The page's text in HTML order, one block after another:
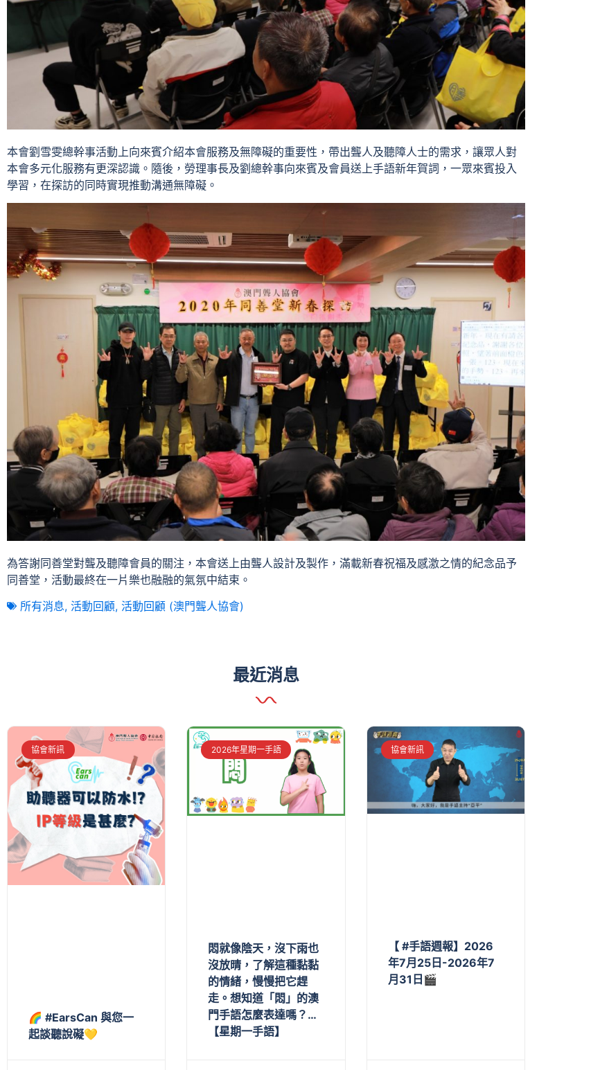
本會劉雪雯總幹事活動上向來賓介紹本會服務及無障礙的重要性，帶出聾人及聽障人士的需求，讓眾人對
本會多元化服務有更深認識。隨後，勞理事長及劉總幹事向來賓及會員送上手語新年賀詞，一眾來賓投入
學習，在探訪的同時實現推動溝通無障礙。
為答謝同善堂對聾及聽障會員的關注，本會送上由聾人設計及製作，滿載新春祝福及感激之情的紀念品予
同善堂，活動最終在一片樂也融融的氣氛中結束。
所有消息, 活動回顧, 活動回顧 (澳門聾人協會)
最近消息
協會新訊
🌈 #EarsCan 與您一
起談聽說礙💛
2026年星期一手語
悶就像陰天，沒下雨也
沒放晴，了解這種黏黏
的情緒，慢慢把它趕
走。想知道「悶」的澳
門手語怎麼表達嗎？…
【星期一手語】
協會新訊
【 #手語週報】2026
年7月25日-2026年7
月31日🎬